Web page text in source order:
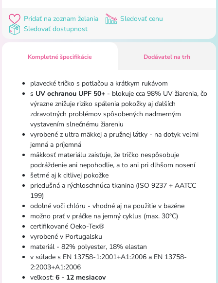
Pridať na zoznam želania
Sledovať cenu
Sledovať dostupnost
Kompletné špecifikácie Dodávateľ na trh
plavecké tričko s potlačou a krátkym rukávom
s UV ochranou UPF 50+- blokuje cca 98% UV žiarenia, čo
výrazne znižuje riziko spálenia pokožky aj ďalších
zdravotných problémov spôsobených nadmerným
vystavením slnečnému žiareniu
vyrobené z ultra mäkkej a pružnej látky - na dotyk veľmi
jemná a príjemná
mäkkosť materiálu zaisťuje, že tričko nespôsobuje
podráždenie ani nepohodlie, a to ani pri dlhšom nosení
šetrné aj k citlivej pokožke
priedušná a rýchloschnúca tkanina (ISO 9237 + AATCC
199)
odolné voči chlóru - vhodné aj na použitie v bazéne
možno prať v práčke na jemný cyklus (max. 30°C)
certifikované Oeko-Tex®
vyrobené v Portugalsku
materiál - 82% polyester, 18% elastan
v súlade s EN 13758-1:2001+A1:2006 a EN 13758-
2:2003+A1:2006
veľkosť: 6 - 12 mesiacov